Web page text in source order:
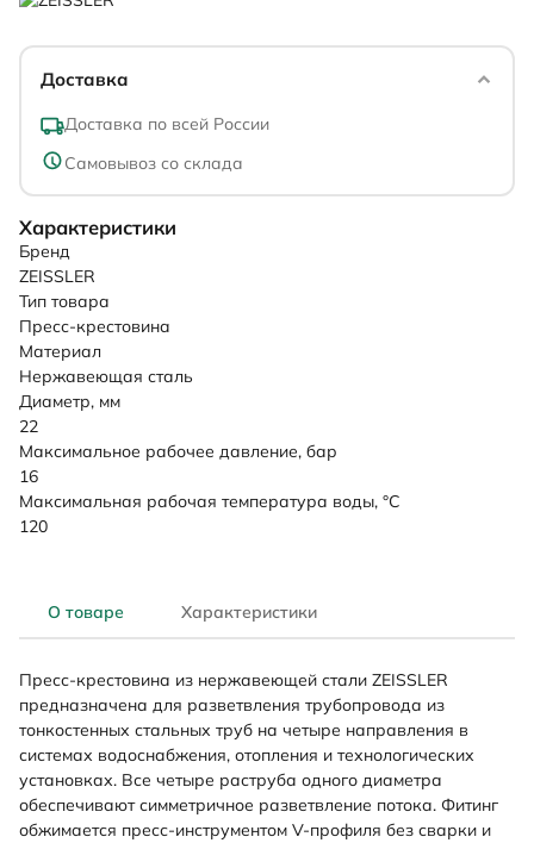
Доставка
Доставка по всей России
Самовывоз со склада
Характеристики
Бренд
ZEISSLER
Тип товара
Пресс-крестовина
Материал
Нержавеющая сталь
Диаметр, мм
22
Максимальное рабочее давление, бар
16
Максимальная рабочая температура воды, °C
120
О товаре Характеристики
Пресс-крестовина из нержавеющей стали ZEISSLER
предназначена для разветвления трубопровода из
тонкостенных стальных труб на четыре направления в
системах водоснабжения, отопления и технологических
установках. Все четыре раструба одного диаметра
обеспечивают симметричное разветвление потока. Фитинг
обжимается пресс-инструментом V-профиля без сварки и